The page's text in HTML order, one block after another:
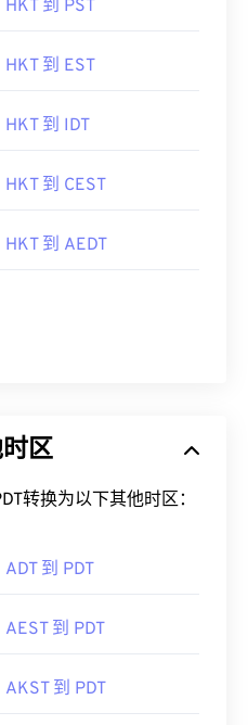
HKT 到 PST
HKT 到 EST
HKT 到 IDT
HKT 到 CEST
HKT 到 AEDT
区
转换为以下其他时区：
ADT 到 PDT
AEST 到 PDT
AKST 到 PDT